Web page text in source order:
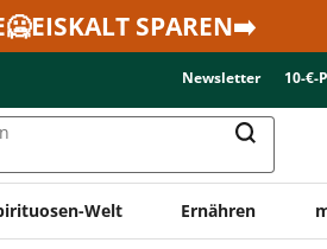
SPAREN➡️
Newsletter 10-€-
Welt Ernähren